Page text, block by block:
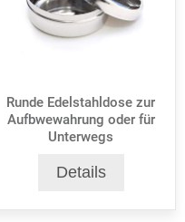
Runde Edelstahldose zur
Aufbwewahrung oder für
Unterwegs
Details